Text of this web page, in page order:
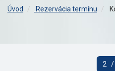
Úvod Rezervácia termínu
2
/